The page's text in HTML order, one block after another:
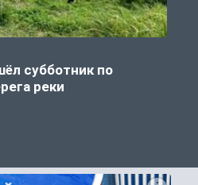
субботник по
реки